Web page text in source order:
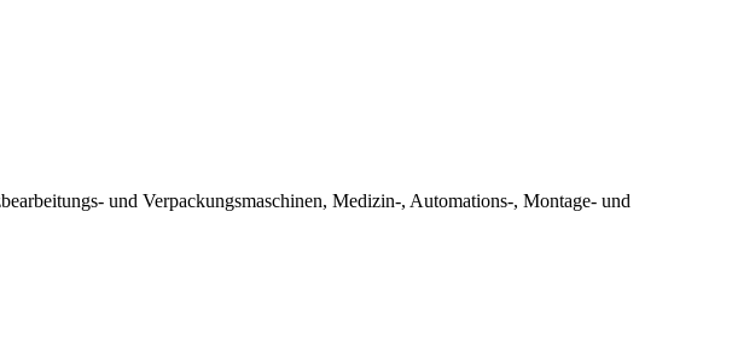
und Verpackungsmaschinen, Medizin-, Automations-, Montage- und